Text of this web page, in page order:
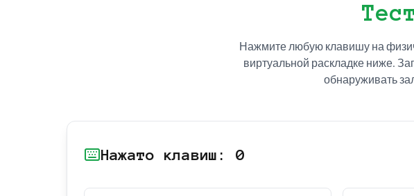
Нажмите любую клавишу на
виртуальной раскладке ниже.
обнаруживать
Нажато клавиш: 0